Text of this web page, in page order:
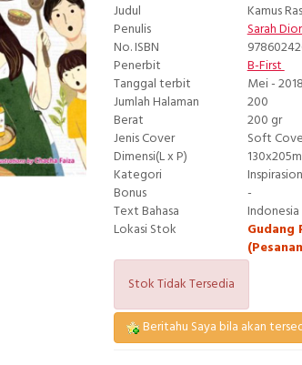
Judul
Kamus
Penulis
Sarah
No. ISBN
Penerbit
B-First
Tanggal terbit
Mei - 2018
Jumlah Halaman
200
Berat
200 gr
Jenis Cover
Soft
Dimensi(L x P)
Kategori
Bonus
-
Text Bahasa
Indonesia
Lokasi Stok
Gudang
Stok Tidak Tersedia
Beritahu Saya bila akan